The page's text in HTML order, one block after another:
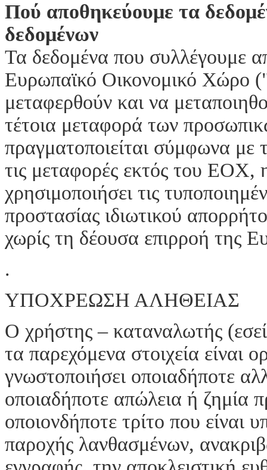
Πού αποθηκεύουμε τα
δεδομένων
Τα δεδομένα που συλλέγουμε
Ευρωπαϊκό Οικονομικό Χώρο
μεταφερθούν και να
τέτοια μεταφορά των
πραγματοποιείται σύμφωνα με
τις μεταφορές εκτός του
χρησιμοποιήσει τις
προστασίας ιδιωτικού
χωρίς τη δέουσα επιρροή της
.
ΥΠΟΧΡΕΩΣΗ ΑΛΗΘΕΙΑΣ
Ο χρήστης – καταναλωτής
τα παρεχόμενα στοιχεία είναι
γνωστοποιήσει οποιαδήποτε
οποιαδήποτε απώλεια ή ζημία
οποιονδήποτε τρίτο που είναι
παροχής λανθασμένων,